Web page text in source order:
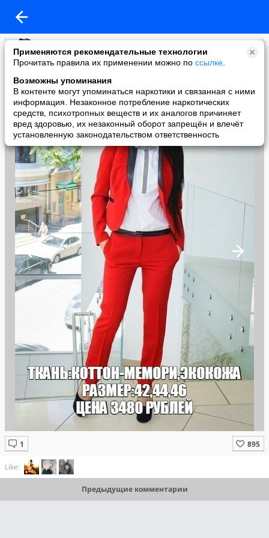
Применяются рекомендательные технологии
Прочитать правила их применении можно по ссылке
Возможны упоминания
В контенте могут упоминаться наркотики и связанная с ними
информация. Незаконное потребление наркотических
средств, психотропных веществ и их аналогов причиняет
вред здоровью, их незаконный оборот запрещён и влечёт
установленную законодательством ответственность
Будь в тренде
added a photo
06 Mar в 19:00
Like:
Предыдущие комментарии